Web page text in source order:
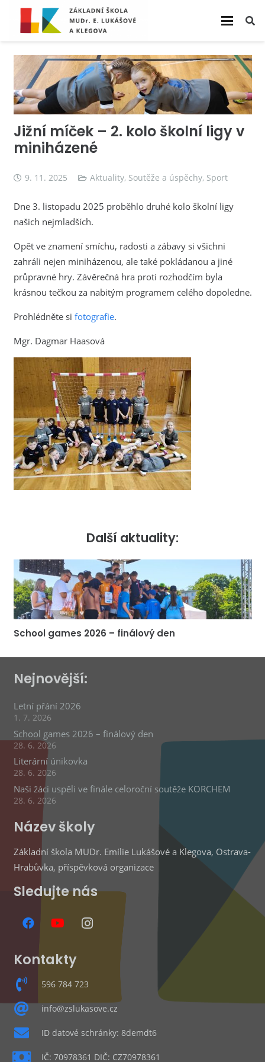
Jižní míček – 2. kolo školní ligy v
miniházené
9. 11. 2025 Aktuality, Soutěže a úspěchy, Sport
Dne 3. listopadu 2025 proběhlo druhé kolo školní ligy
našich nejmladších.
Opět ve znamení smíchu, radosti a zábavy si všichni
zahráli nejen miniházenou, ale také pokládanou a jiné
průpravné hry. Závěrečná hra proti rozhodčím byla
krásnou tečkou za nabitým programem celého dopoledne.
Prohlédněte si fotografie.
Mgr. Dagmar Haasová
Další aktuality:
School games 2026 – finálový den
Nejnovější:
Letní přání 2026
1. 7. 2026
School games 2026 – finálový den
28. 6. 2026
Literární únikovka
28. 6. 2026
Naši žáci uspěli ve finále celoroční soutěže KORCHEM
28. 6. 2026
Název školy
Základní škola MUDr. Emílie Lukášové a Klegova, Ostrava-
Hrabůvka, příspěvková organizace
Sledujte nás
Kontakty
596 784 723
info@zslukasove.cz
ID datové schránky: 8demdt6
IČ: 70978361 DIČ: CZ70978361